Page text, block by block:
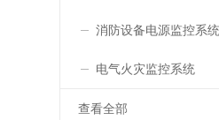
消防设备电源监控系统
电气火灾监控系统
查看全部